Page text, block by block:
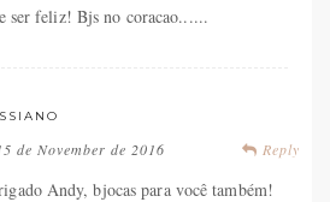
ser feliz! Bjs no coracao......
Reply
de November de 2016
Andy, bjocas para você também!